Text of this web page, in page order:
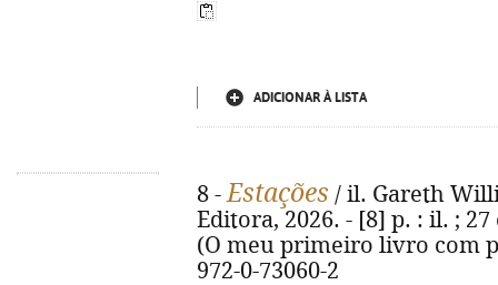
ADICIONAR À LISTA
8 -Estações / il. Gareth
Editora, 2026. - [8] p. : il. ;
(O meu primeiro livro com
972-0-73060-2